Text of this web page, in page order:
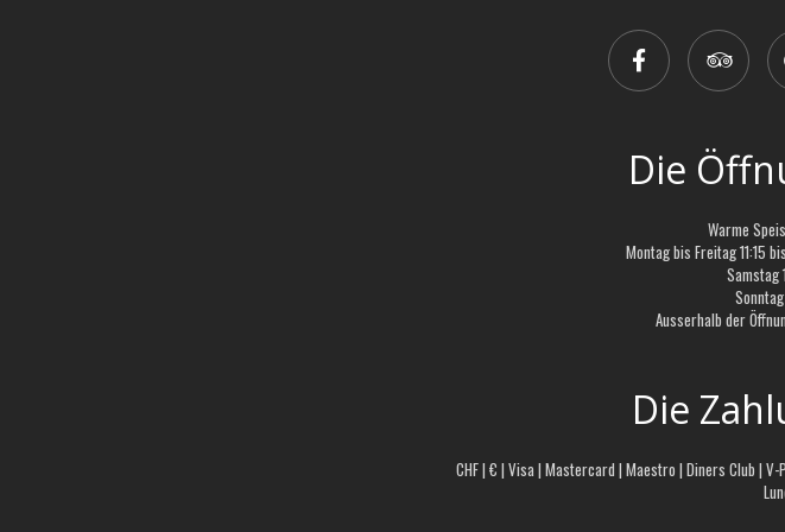
Die
Warme
Montag bis Freitag
Samstag
Ausserhalb der
Die
CHF | € | Visa | Mastercard | Maestro | Diners Club | V-